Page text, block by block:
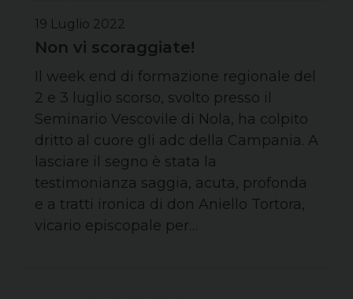
19 Luglio 2022
Non vi scoraggiate!
Il week end di formazione regionale del
2 e 3 luglio scorso, svolto presso il
Seminario Vescovile di Nola, ha colpito
dritto al cuore gli adc della Campania. A
lasciare il segno è stata la
testimonianza saggia, acuta, profonda
e a tratti ironica di don Aniello Tortora,
vicario episcopale per…